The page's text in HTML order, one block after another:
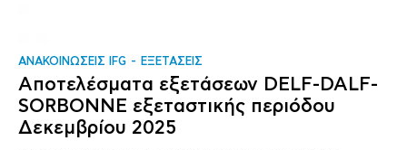
ΑΝΑΚΟΙΝΩΣΕΙΣ IFG ΕΞΕΤΑΣΕΙΣ
Αποτελέσματα εξετάσεων DELF-DALF-
SORBONNE εξεταστικής περιόδου
Δεκεμβρίου 2025